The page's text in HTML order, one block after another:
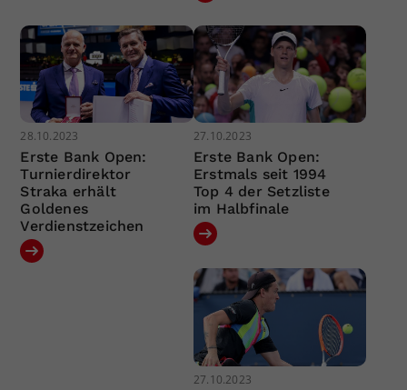
28.10.2023
Erste Bank Open:
Turnierdirektor
Straka erhält
Goldenes
Verdienstzeichen
27.10.2023
Erste Bank Open:
Erstmals seit 1994
Top 4 der Setzliste
im Halbfinale
27.10.2023